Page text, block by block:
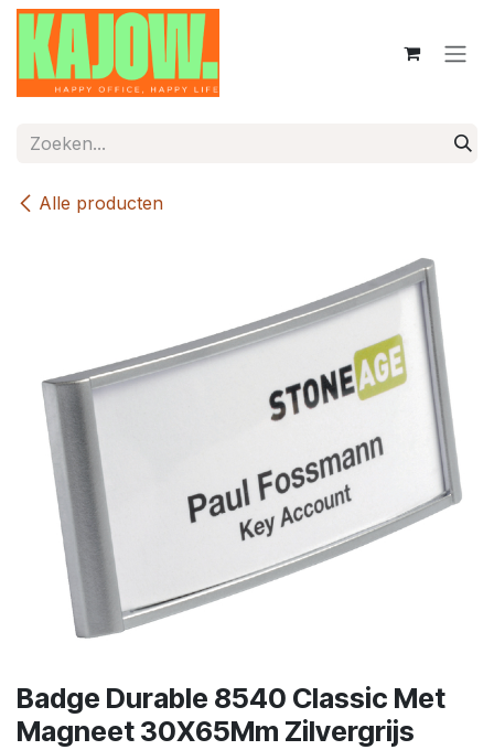
Overslaan naar inhoud
Alle producten
Badge Durable 8540 Classic Met
Magneet 30X65Mm Zilvergrijs